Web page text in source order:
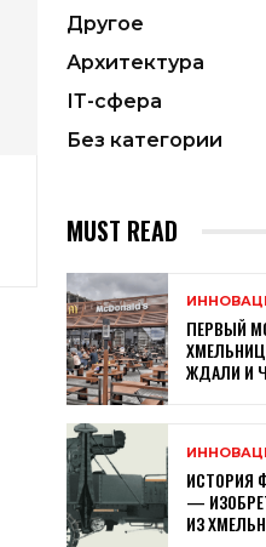
Другое
Архитектура
ІТ-сфера
Без категории
MUST READ
ПЕРВЫЙ
ЖДАЛИ И
ИСТОРИЯ
—
ИЗ